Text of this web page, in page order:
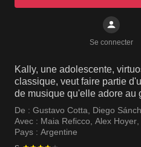
Se connecter
Kally, une adolescente,
classique, veut faire partie
de musique qu'elle adore au
De : Gustavo Cotta
Diego
Avec : Maia Reficco Alex Hoyer
Pays : Argentine